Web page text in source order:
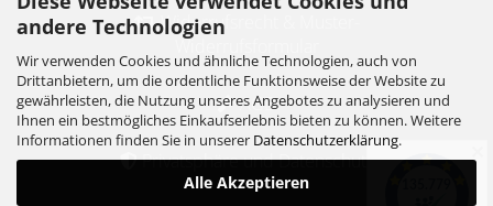
andere Technologien
Wir verwenden Cookies und ähnliche Technologien, auch von
Drittanbietern, um die ordentliche Funktionsweise der Website zu
gewährleisten, die Nutzung unseres Angebotes zu analysieren und
Ihnen ein bestmögliches Einkaufserlebnis bieten zu können. Weitere
Informationen finden Sie in unserer Datenschutzerklärung.
Alle Akzeptieren
Widerrufsrecht & Muster-
Widerrufsformular
AGB
Privatsphäre und Datenschutz